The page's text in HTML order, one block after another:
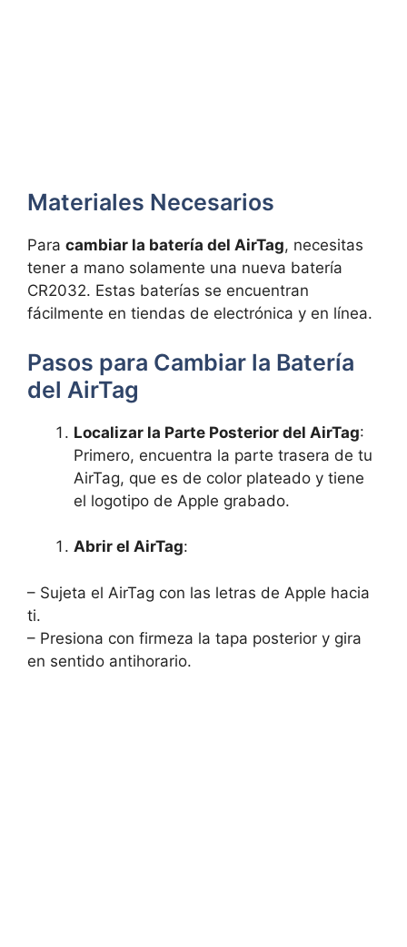
Materiales Necesarios
Para cambiar la batería del AirTag, necesitas
tener a mano solamente una nueva batería
CR2032. Estas baterías se encuentran
fácilmente en tiendas de electrónica y en línea.
Pasos para Cambiar la Batería
del AirTag
Localizar la Parte Posterior del AirTag:
Primero, encuentra la parte trasera de tu
AirTag, que es de color plateado y tiene
el logotipo de Apple grabado.
Abrir el AirTag:
– Sujeta el AirTag con las letras de Apple hacia
ti.
– Presiona con firmeza la tapa posterior y gira
en sentido antihorario.